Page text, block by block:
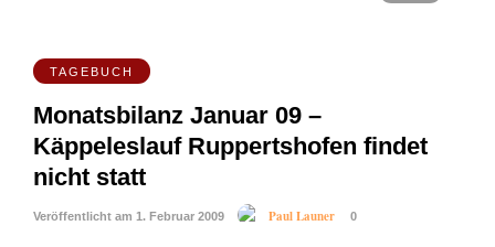
TAGEBUCH
Monatsbilanz Januar 09 –
Käppeleslauf Ruppertshofen findet
nicht statt
Veröffentlicht am 1. Februar 2009 Paul Launer 0